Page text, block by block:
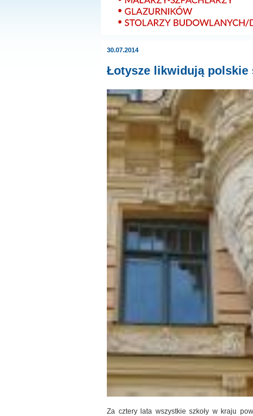
30.07.2014
Łotysze likwidują polskie
Za cztery lata wszystkie szkoły w kraju